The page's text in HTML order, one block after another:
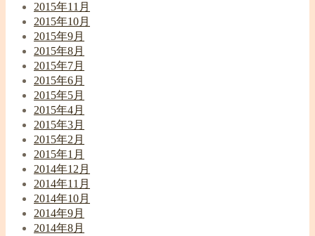
2015年11月
2015年10月
2015年9月
2015年8月
2015年7月
2015年6月
2015年5月
2015年4月
2015年3月
2015年2月
2015年1月
2014年12月
2014年11月
2014年10月
2014年9月
2014年8月